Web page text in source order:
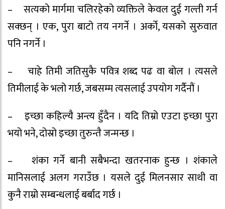
– सत्यको मार्गमा चलिरहेको व्यक्तिले केवल दुई गल्ती गर्न
सक्छन् । एक, पुरा बाटो तय नगर्ने । अर्को, यसको सुरुवात
पनि नगर्ने ।
– चाहे तिमी जतिसुकै पवित्र शब्द पढ वा बोल । त्यसले
तिमीलाई के भलो गर्छ, जबसम्म त्यसलाई उपयोग गर्दैनौं ।
– इच्छा कहिल्यै अन्त्य हुँदैन । यदि तिम्रो एउटा इच्छा पुरा
भयो भने, दोस्रो इच्छा तुरुन्तै जन्मन्छ ।
– शंका गर्ने बानी सबैभन्दा खतरनाक हुन्छ । शंकाले
मानिसलाई अलग गराउँछ । यसले दुई मिलनसार साथी वा
कुनै राम्रो सम्बन्धलाई बर्बाद गर्छ ।